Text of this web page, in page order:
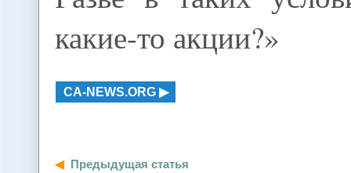
какие-то акции?»
CA-NEWS.ORG
Предыдущая статья